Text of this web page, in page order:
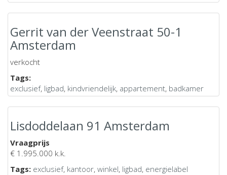
Gerrit van der Veenstraat 50-1
Amsterdam
verkocht
Tags:
exclusief, ligbad, kindvriendelijk, appartement, badkamer
Lisdoddelaan 91 Amsterdam
Vraagprijs
€ 1.995.000 k.k.
Tags: exclusief, kantoor, winkel, ligbad, energielabel